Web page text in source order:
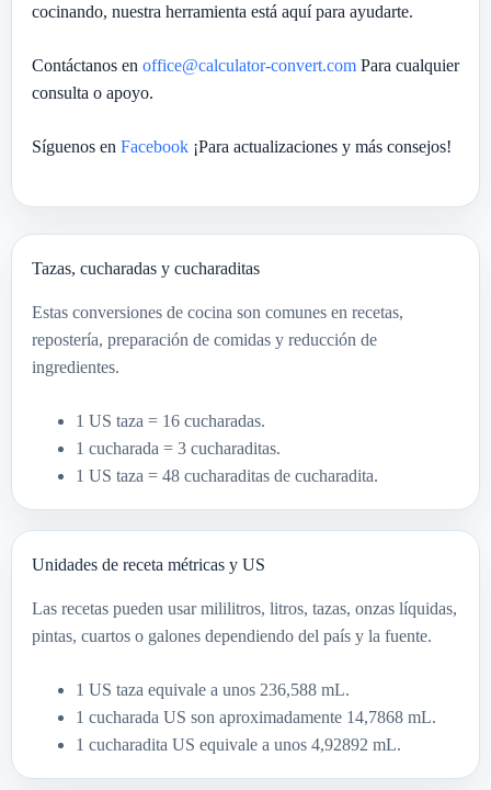
cocinando, nuestra herramienta está aquí para ayudarte.
Contáctanos en office@calculator-convert.com Para cualquier
consulta o apoyo.
Síguenos en Facebook ¡Para actualizaciones y más consejos!
Tazas, cucharadas y cucharaditas
Estas conversiones de cocina son comunes en recetas,
repostería, preparación de comidas y reducción de
ingredientes.
1 US taza = 16 cucharadas.
1 cucharada = 3 cucharaditas.
1 US taza = 48 cucharaditas de cucharadita.
Unidades de receta métricas y US
Las recetas pueden usar mililitros, litros, tazas, onzas líquidas,
pintas, cuartos o galones dependiendo del país y la fuente.
1 US taza equivale a unos 236,588 mL.
1 cucharada US son aproximadamente 14,7868 mL.
1 cucharadita US equivale a unos 4,92892 mL.